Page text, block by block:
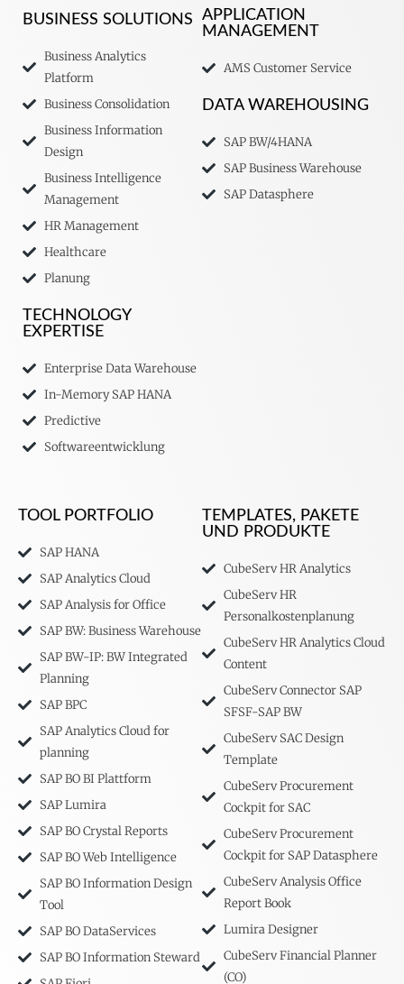
BUSINESS SOLUTIONS
Business Analytics
Platform
Business Consolidation
Business Information
Design
Business Intelligence
Management
HR Management
Healthcare
Planung
TECHNOLOGY
EXPERTISE
Enterprise Data Warehouse
In-Memory SAP HANA
Predictive
Softwareentwicklung
APPLICATION
MANAGEMENT
AMS Customer Service
DATA WAREHOUSING
SAP BW/4HANA
SAP Business Warehouse
SAP Datasphere
TOOL PORTFOLIO
SAP HANA
SAP Analytics Cloud
SAP Analysis for Office
SAP BW: Business Warehouse
SAP BW-IP: BW Integrated
Planning
SAP BPC
SAP Analytics Cloud for
planning
SAP BO BI Plattform
SAP Lumira
SAP BO Crystal Reports
SAP BO Web Intelligence
SAP BO Information Design
Tool
SAP BO DataServices
SAP BO Information Steward
TEMPLATES, PAKETE
UND PRODUKTE
CubeServ HR Analytics
CubeServ HR
Personalkostenplanung
CubeServ HR Analytics Cloud
Content
CubeServ Connector SAP
SFSF-SAP BW
CubeServ SAC Design
Template
CubeServ Procurement
Cockpit for SAC
CubeServ Procurement
Cockpit for SAP Datasphere
CubeServ Analysis Office
Report Book
Lumira Designer
CubeServ Financial Planner
(CO)